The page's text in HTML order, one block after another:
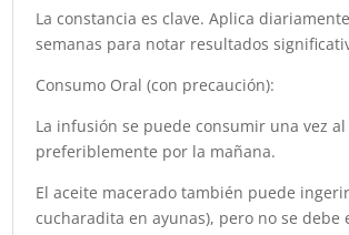
La constancia es clave. Aplica
semanas para notar resultados
Consumo Oral (con precaución):
La infusión se puede consumir una vez
preferiblemente por la mañana.
El aceite macerado también puede
cucharadita en ayunas), pero no se debe